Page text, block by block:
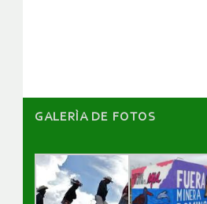
GALERÌA DE FOTOS